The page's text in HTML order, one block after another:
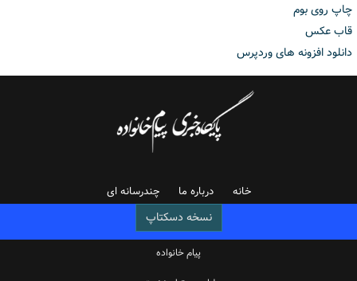
چاپ روی بوم
قاب عکس
دانلود افزونه های وردپرس
خانه درباره ما چندرسانه ای
نسخه دسکتاپ
پیام خانواده